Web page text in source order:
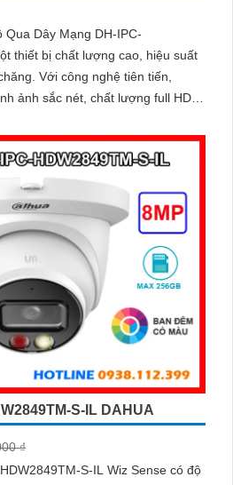
Dây Mạng DH-IPC-
thiết bị chất lượng cao, hiệu suất
tiên tiến,
ảnh sắc nét, chất lượng full HD
S-IL DAHUA
₫
S-IL Wiz Sense có độ